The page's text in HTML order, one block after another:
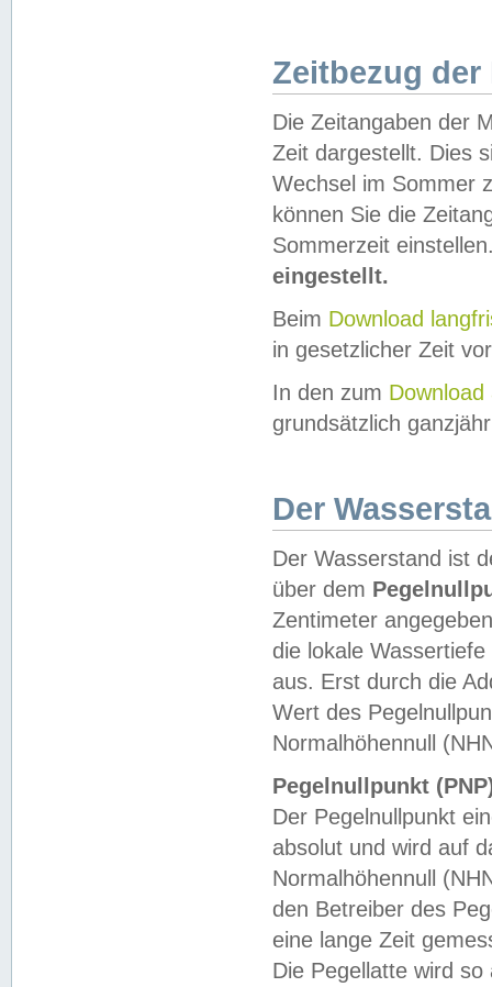
Zeitbezug der
Die Zeitangaben der
Zeit dargestellt. Dies
Wechsel im Sommer
können Sie die
Sommerzeit
eingestellt.
Beim Download
in gesetzlicher Zeit
In den zum Download
grundsätzlich
Der
Der Wasserstand ist
über dem
Zentimeter
die lokale
aus. Erst durch die
Wert des
Normalhöhennull
Pegelnullpunkt
Der Pegelnullpunkt
absolut und wird auf
Normalhöhennull
den Betreiber des
eine lange Zeit
Die Pegellatte wird